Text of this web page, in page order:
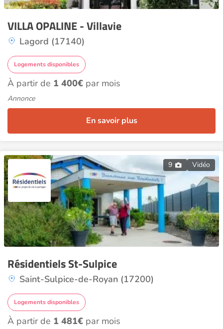
VILLA OPALINE - Villavie
Lagord (17140)
Logements disponibles
À partir de 1 400€ par mois
Annonce
En savoir plus
9 Vidéo
Résidentiels St-Sulpice
Saint-Sulpice-de-Royan (17200)
Logements disponibles
À partir de 1 481€ par mois